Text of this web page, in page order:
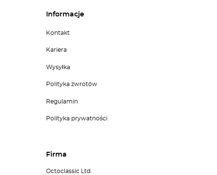
Informacje
Kontakt
Kariera
Wysyłka
Polityka zwrotów
Regulamin
Polityka prywatności
Firma
Octoclassic Ltd.